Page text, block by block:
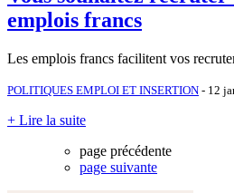
emplois francs
Les emplois francs facilitent vos
POLITIQUES EMPLOI ET INSERTION - 12
+ Lire la suite
page précédente
page suivante